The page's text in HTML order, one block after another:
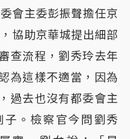
會主委彭振聲擔任京
協助京華城提出細部
查流程，劉秀玲去年
為這樣不適當，因為
過去也沒有都委會主
。檢察官今問劉秀